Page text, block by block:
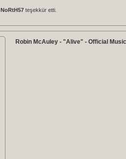
NoRtH57 teşekkür etti.
Robin McAuley - "Alive" - Official